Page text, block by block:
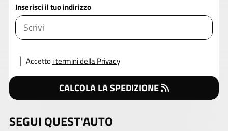
Inserisci il tuo indirizzo
Accettoi termini della Privacy
CALCOLA LA SPEDIZIONE
SEGUI QUEST'AUTO